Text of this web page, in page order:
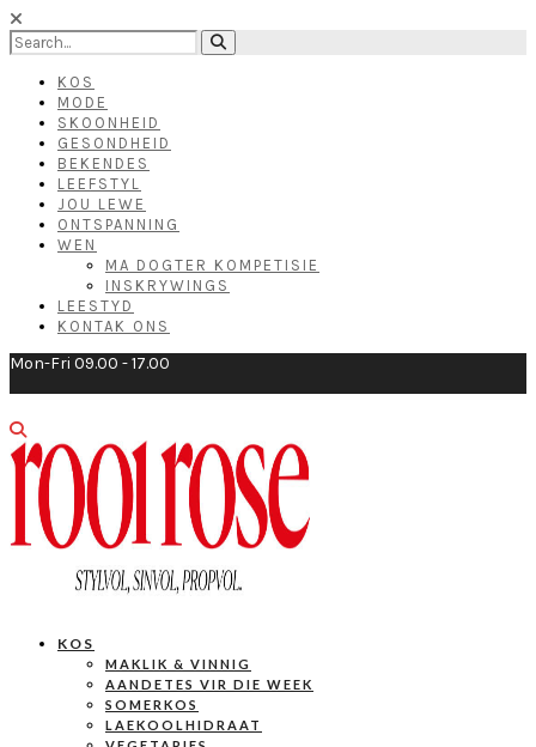
KOS
MODE
SKOONHEID
GESONDHEID
BEKENDES
LEEFSTYL
JOU LEWE
ONTSPANNING
WEN
MA DOGTER KOMPETISIE
INSKRYWINGS
LEESTYD
KONTAK ONS
Mon-Fri 09.00 - 17.00
KOS
MAKLIK & VINNIG
AANDETES VIR DIE WEEK
SOMERKOS
LAEKOOLHIDRAAT